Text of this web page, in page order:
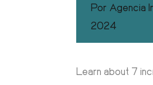
Por Agencia
2024
Learn about 7